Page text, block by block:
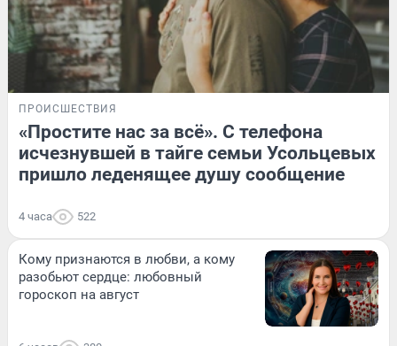
ПРОИСШЕСТВИЯ
«Простите нас за всё». С телефона
исчезнувшей в тайге семьи Усольцевых
пришло леденящее душу сообщение
4 часа 522
Кому признаются в любви, а кому
разобьют сердце: любовный
гороскоп на август